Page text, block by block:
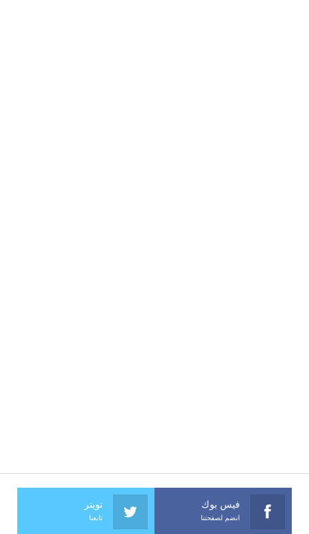
فيس بوك
انضم لصفحتنا
تويتر
تابعنا